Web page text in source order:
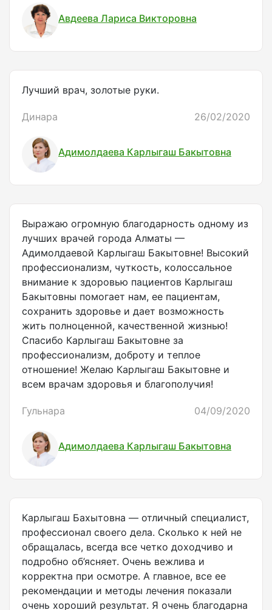
Авдеева Лариса Викторовна
Лучший врач, золотые руки.
Динара 26/02/2020
Адимолдаева Карлыгаш Бакытовна
Выражаю огромную благодарность одному из
лучших врачей города Алматы —
Адимолдаевой Карлыгаш Бакытовне! Высокий
профессионализм, чуткость, колоссальное
внимание к здоровью пациентов Карлыгаш
Бакытовны помогает нам, ее пациентам,
сохранить здоровье и дает возможность
жить полноценной, качественной жизнью!
Спасибо Карлыгаш Бакытовне за
профессионализм, доброту и теплое
отношение! Желаю Карлыгаш Бакытовне и
всем врачам здоровья и благополучия!
Гульнара 04/09/2020
Адимолдаева Карлыгаш Бакытовна
Карлыгаш Бахытовна — отличный специалист,
профессионал своего дела. Сколько к ней не
обращалась, всегда все четко доходчиво и
подробно об’ясняет. Очень вежлива и
корректна при осмотре. А главное, все ее
рекомендации и методы лечения показали
очень хороший результат. Я очень благодарна